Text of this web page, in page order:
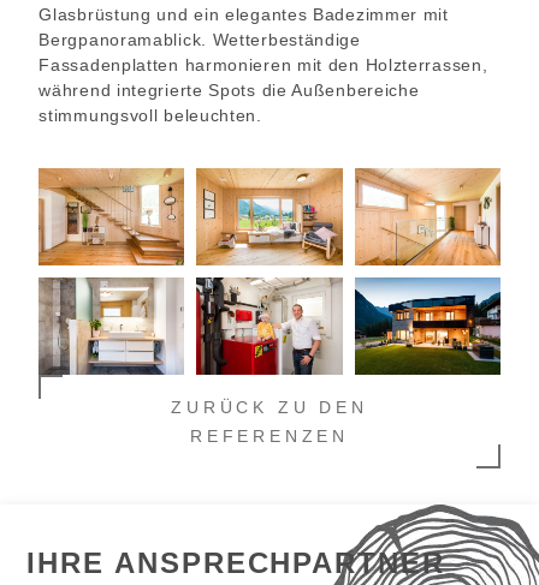
Glasbrüstung und ein elegantes Badezimmer mit
Bergpanoramablick. Wetterbeständige
Fassadenplatten harmonieren mit den Holzterrassen,
während integrierte Spots die Außenbereiche
stimmungsvoll beleuchten.
ZURÜCK ZU DEN
REFERENZEN
IHRE ANSPRECHPARTNER